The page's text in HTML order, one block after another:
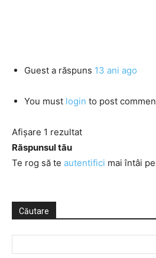
Guest a răspuns 13 ani ago
You must login to post
Afișare 1 rezultat
Răspunsul tău
Te rog să te autentifici mai întâi
Căutare